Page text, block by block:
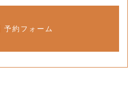
予約フォーム